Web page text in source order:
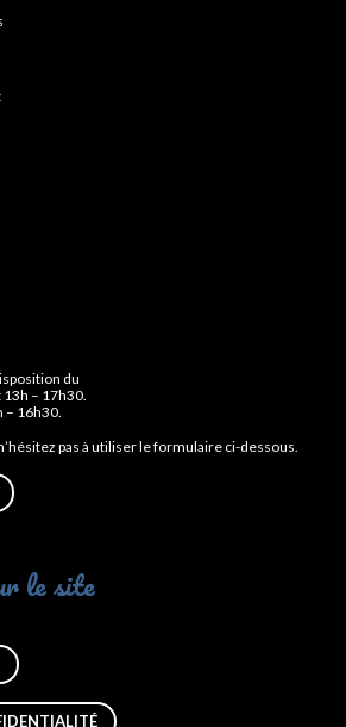
du
– 17h30.
– 16h30.
pas à utiliser le formulaire ci-dessous.
le site